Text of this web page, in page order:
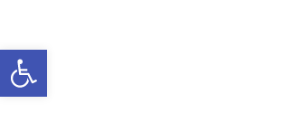
פתח